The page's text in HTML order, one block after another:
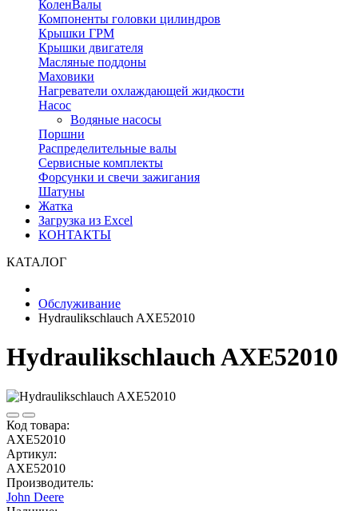
КоленВалы
Компоненты головки цилиндров
Крышки ГРМ
Крышки двигателя
Масляные поддоны
Маховики
Нагреватели охлаждающей жидкости
Насос
Водяные насосы
Поршни
Распределительные валы
Сервисные комплекты
Форсунки и свечи зажигания
Шатуны
Жатка
Загрузка из Excel
КОНТАКТЫ
КАТАЛОГ
Обслуживание
Hydraulikschlauch AXE52010
Hydraulikschlauch AXE52010
Код товара:
AXE52010
Артикул:
AXE52010
Производитель:
John Deere